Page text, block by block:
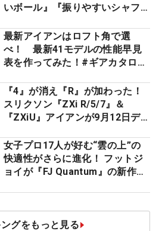
いボール』『振りやすいシャフ
ー』 #女子プロセッティング
最新アイアンはロフト角で選
べ！ 最新41モデルの性能早見
表を作ってみた！#ギアカタログ
『4』が消え『R』が加わった！
スリクソン『ZXi R/5/7』＆
『ZXiU』アイアンが9月12日デ
女子プロ17人が好む“雲の上”の
快適性がさらに進化！ フットジ
ョイが『FJ Quantum』の新作を
グをもっと見る